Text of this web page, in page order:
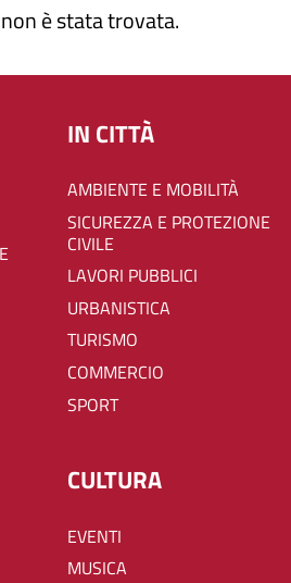
è stata trovata.
IN CITTÀ
AMBIENTE E MOBILITÀ
SICUREZZA E PROTEZIONE
CIVILE
LAVORI PUBBLICI
URBANISTICA
TURISMO
COMMERCIO
SPORT
CULTURA
EVENTI
MUSICA